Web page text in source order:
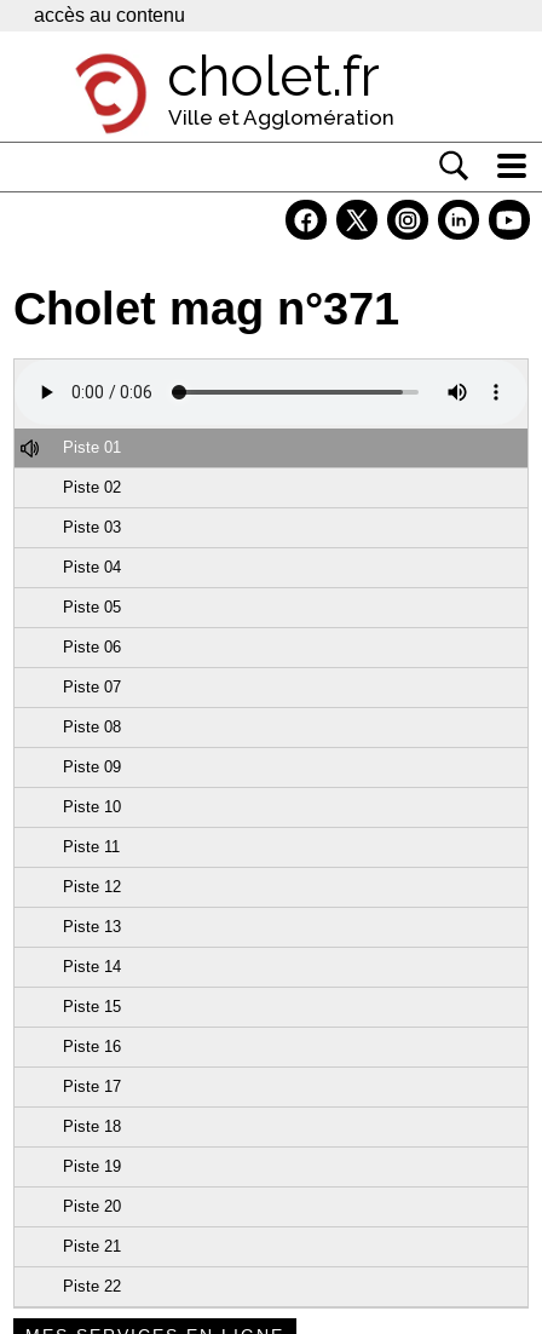
Panneau de gestion des cookies
accès au contenu
cholet.fr
Ville et Agglomération
Economie
Services
Cholet mag n°371
Piste 01
Piste 02
Piste 03
Piste 04
Piste 05
Piste 06
Piste 07
Piste 08
Piste 09
Piste 10
Piste 11
Piste 12
Piste 13
Piste 14
Piste 15
Piste 16
Piste 17
Piste 18
Piste 19
Piste 20
Piste 21
Piste 22